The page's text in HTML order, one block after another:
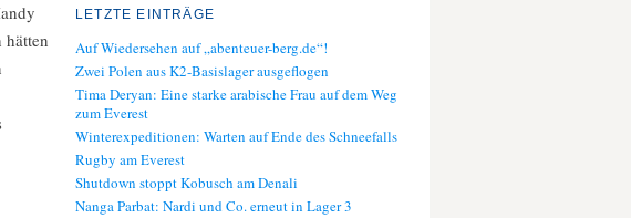
LETZTE EINTRÄGE
Auf Wiedersehen auf „abenteuer-berg.de“!
Zwei Polen aus K2-Basislager ausgeflogen
Tima Deryan: Eine starke arabische Frau auf dem Weg
zum Everest
Winterexpeditionen: Warten auf Ende des Schneefalls
Rugby am Everest
Shutdown stoppt Kobusch am Denali
Nanga Parbat: Nardi und Co. erneut in Lager 3